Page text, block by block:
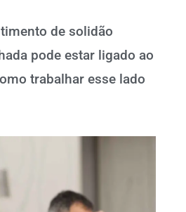
de solidão
pode estar ligado ao
trabalhar esse lado